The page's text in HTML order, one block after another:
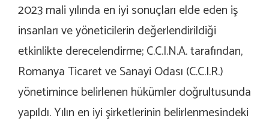
2023 mali yılında en iyi sonuçları elde eden iş
insanları ve yöneticilerin değerlendirildiği
etkinlikte derecelendirme; C.C.I.N.A. tarafından,
Romanya Ticaret ve Sanayi Odası (C.C.I.R.)
yönetimince belirlenen hükümler doğrultusunda
yapıldı. Yılın en iyi şirketlerinin belirlenmesindeki